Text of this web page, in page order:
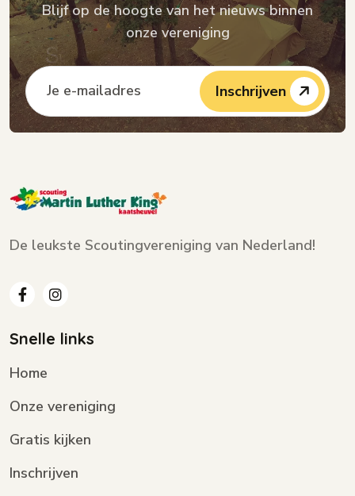
Blijf op de hoogte van het nieuws binnen
onze vereniging
Inschrijven
De leukste Scoutingvereniging van Nederland!
Snelle links
Home
Onze vereniging
Gratis kijken
Inschrijven